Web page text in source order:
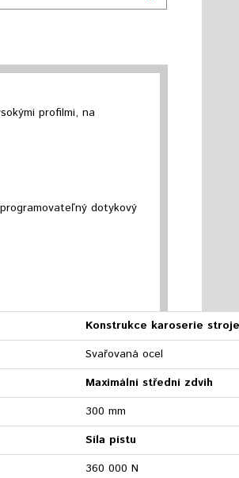
profilmi, na
dotykový
Konstrukce karoserie
Svařovaná ocel
Maximální střední zdvih
300 mm
Síla pístu
360 000 N